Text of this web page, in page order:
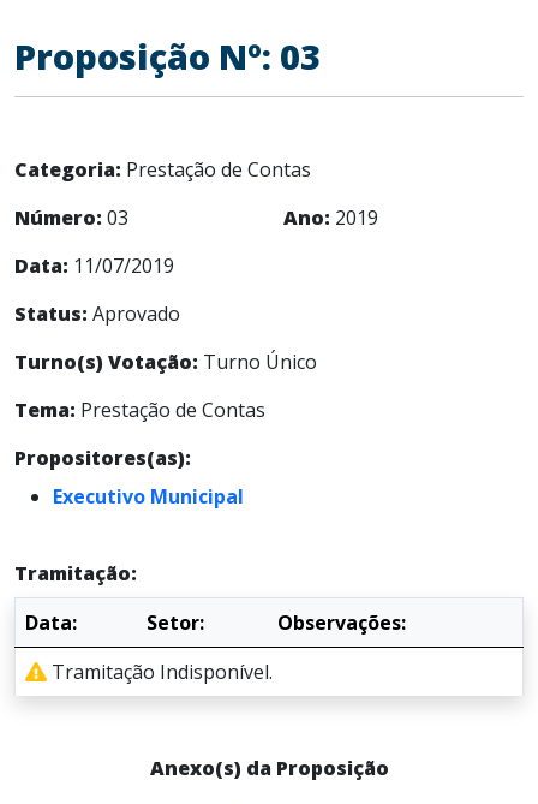
Proposição Nº: 03
Categoria: Prestação de Contas
Número: 03 Ano: 2019
Data: 11/07/2019
Status: Aprovado
Turno(s) Votação: Turno Único
Tema: Prestação de Contas
Propositores(as):
Executivo Municipal
Tramitação:
Data:
Setor:
Observações:
Tramitação Indisponível.
Anexo(s) da Proposição